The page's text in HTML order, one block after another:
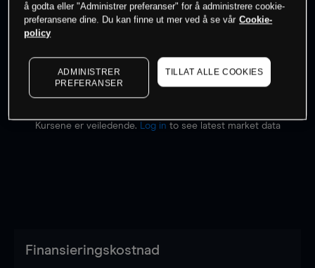
Kursene er veiledende. Log in to see latest market data
Finansieringskostnad
å godta eller "Administrer preferanser" for å administrere cookie-
preferansene dine. Du kan finne ut mer ved å se vår Cookie-
policy
ADMINISTRER
PREFERANSER
TILLAT ALLE COOKIES